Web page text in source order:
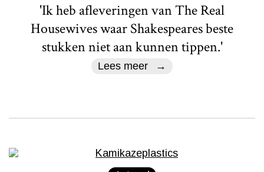
'Ik heb afleveringen van The Real
Housewives waar Shakespeares beste
stukken niet aan kunnen tippen.'
Lees meer